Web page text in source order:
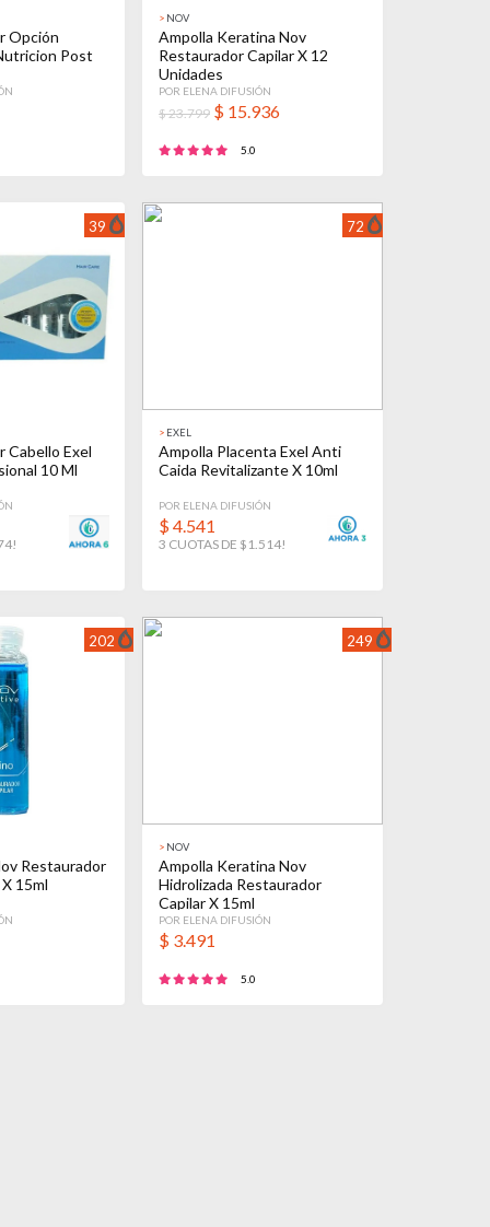
Opción
Post
> NOV
Ampolla Keratina Nov
Restaurador Capilar X 12
Unidades
POR ELENA DIFUSIÓN
$ 23.799 $ 15.936
5.0
39
Cabello Exel
10 Ml
72
> EXEL
Ampolla Placenta Exel Anti
Caida Revitalizante X 10ml
POR ELENA DIFUSIÓN
$4.541
3 CUOTAS DE $1.514!
202
Restaurador
15ml
249
> NOV
Ampolla Keratina Nov
Hidrolizada Restaurador
Capilar X 15ml
POR ELENA DIFUSIÓN
$ 3.491
5.0